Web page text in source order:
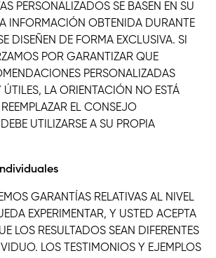
PERSONALIZADOS SE BASEN EN SU
INFORMACIÓN OBTENIDA DURANTE
DISEÑEN DE FORMA EXCLUSIVA. SI
POR GARANTIZAR QUE
PERSONALIZADAS
ÚTILES, LA ORIENTACIÓN NO ESTÁ
EL CONSEJO
UTILIZARSE A SU PROPIA
GARANTÍAS RELATIVAS AL NIVEL
EXPERIMENTAR, Y USTED ACEPTA
LOS RESULTADOS SEAN DIFERENTES
LOS TESTIMONIOS Y EJEMPLOS